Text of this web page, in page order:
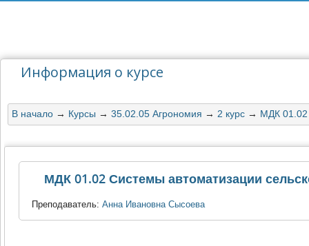
Информация о курсе
В начало → Курсы → 35.02.05 Агрономия → 2 курс → МДК 01.02
МДК 01.02 Системы автоматизации
Преподаватель: Анна Ивановна Сысоева